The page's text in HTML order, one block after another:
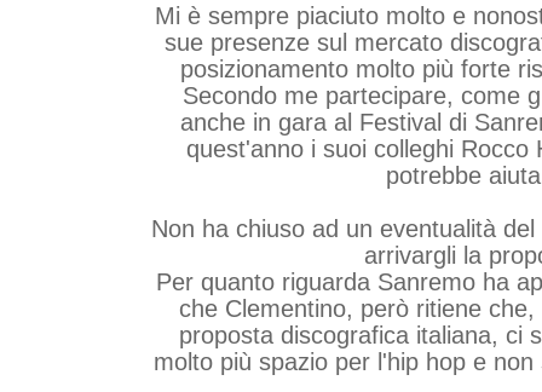
Mi è sempre piaciuto molto e
sue presenze sul mercato
posizionamento molto più forte
Secondo me partecipare, come
anche in gara al Festival di
quest'anno i suoi colleghi Rocco
potrebbe
Non ha chiuso ad un eventualità
arrivargli la
Per quanto riguarda Sanremo ha
che Clementino, però ritiene
proposta discografica italiana, ci
molto più spazio per l'hip hop e